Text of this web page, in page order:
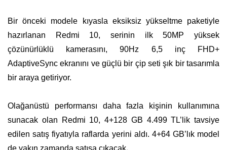
Bir önceki modele kıyasla eksiksiz yükseltme paketiyle
hazırlanan Redmi 10, serinin ilk 50MP yüksek
çözünürlüklü kamerasını, 90Hz 6,5 inç FHD+
AdaptiveSync ekranını ve güçlü bir çip seti şık bir tasarımla
bir araya getiriyor.
Olağanüstü performansı daha fazla kişinin kullanımına
sunacak olan Redmi 10, 4+128 GB 4.499 TL’lik tavsiye
edilen satış fiyatıyla raflarda yerini aldı. 4+64 GB’lık model
de yakın zamanda satışa çıkacak.